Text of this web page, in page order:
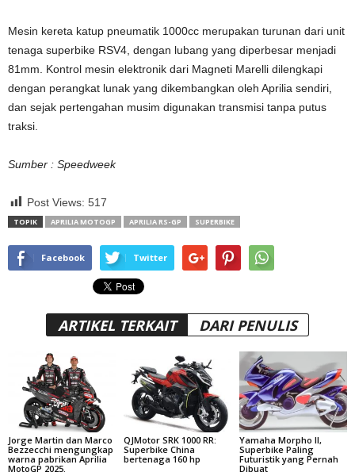
Mesin kereta katup pneumatik 1000cc merupakan turunan dari unit
tenaga superbike RSV4, dengan lubang yang diperbesar menjadi
81mm. Kontrol mesin elektronik dari Magneti Marelli dilengkapi
dengan perangkat lunak yang dikembangkan oleh Aprilia sendiri,
dan sejak pertengahan musim digunakan transmisi tanpa putus
traksi.
Sumber : Speedweek
Post Views: 517
TOPIK APRILIA MOTOGP APRILIA RS-GP SUPERBIKE
Facebook Twitter
ARTIKEL TERKAIT DARI PENULIS
Jorge Martin dan Marco
Bezzecchi mengungkap
warna pabrikan Aprilia
MotoGP 2025.
QJMotor SRK 1000 RR:
Superbike China
bertenaga 160 hp
Yamaha Morpho II,
Superbike Paling
Futuristik yang Pernah
Dibuat